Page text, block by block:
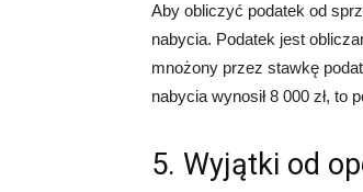
Aby obliczyć podatek od
nabycia. Podatek jest
mnożony przez stawkę
nabycia wynosił 8 000 zł, to
5. Wyjątki od